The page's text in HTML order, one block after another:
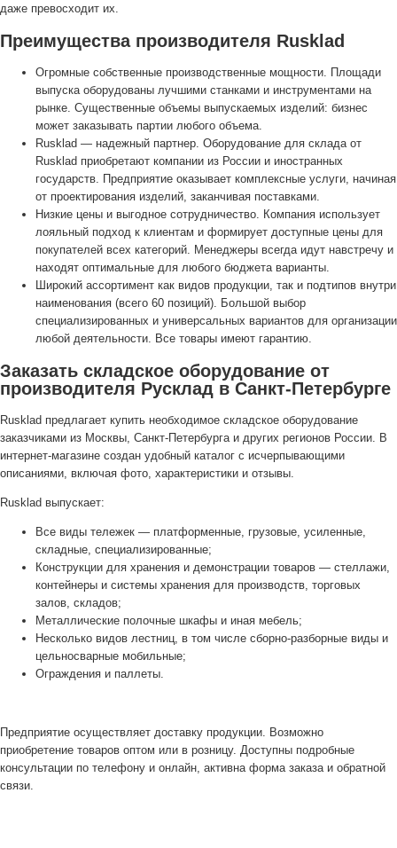
даже превосходит их.
Преимущества производителя Rusklad
Огромные собственные производственные мощности. Площади
выпуска оборудованы лучшими станками и инструментами на
рынке. Существенные объемы выпускаемых изделий: бизнес
может заказывать партии любого объема.
Rusklad — надежный партнер. Оборудование для склада от
Rusklad приобретают компании из России и иностранных
государств. Предприятие оказывает комплексные услуги, начиная
от проектирования изделий, заканчивая поставками.
Низкие цены и выгодное сотрудничество. Компания использует
лояльный подход к клиентам и формирует доступные цены для
покупателей всех категорий. Менеджеры всегда идут навстречу и
находят оптимальные для любого бюджета варианты.
Широкий ассортимент как видов продукции, так и подтипов внутри
наименования (всего 60 позиций). Большой выбор
специализированных и универсальных вариантов для организации
любой деятельности. Все товары имеют гарантию.
Заказать складское оборудование от
производителя Русклад в Санкт-Петербурге
Rusklad предлагает купить необходимое складское оборудование
заказчиками из Москвы, Санкт-Петербурга и других регионов России. В
интернет-магазине создан удобный каталог с исчерпывающими
описаниями, включая фото, характеристики и отзывы.
Rusklad выпускает:
Все виды тележек — платформенные, грузовые, усиленные,
складные, специализированные;
Конструкции для хранения и демонстрации товаров — стеллажи,
контейнеры и системы хранения для производств, торговых
залов, складов;
Металлические полочные шкафы и иная мебель;
Несколько видов лестниц, в том числе сборно-разборные виды и
цельносварные мобильные;
Ограждения и паллеты.
Предприятие осуществляет доставку продукции. Возможно
приобретение товаров оптом или в розницу. Доступны подробные
консультации по телефону и онлайн, активна форма заказа и обратной
связи.